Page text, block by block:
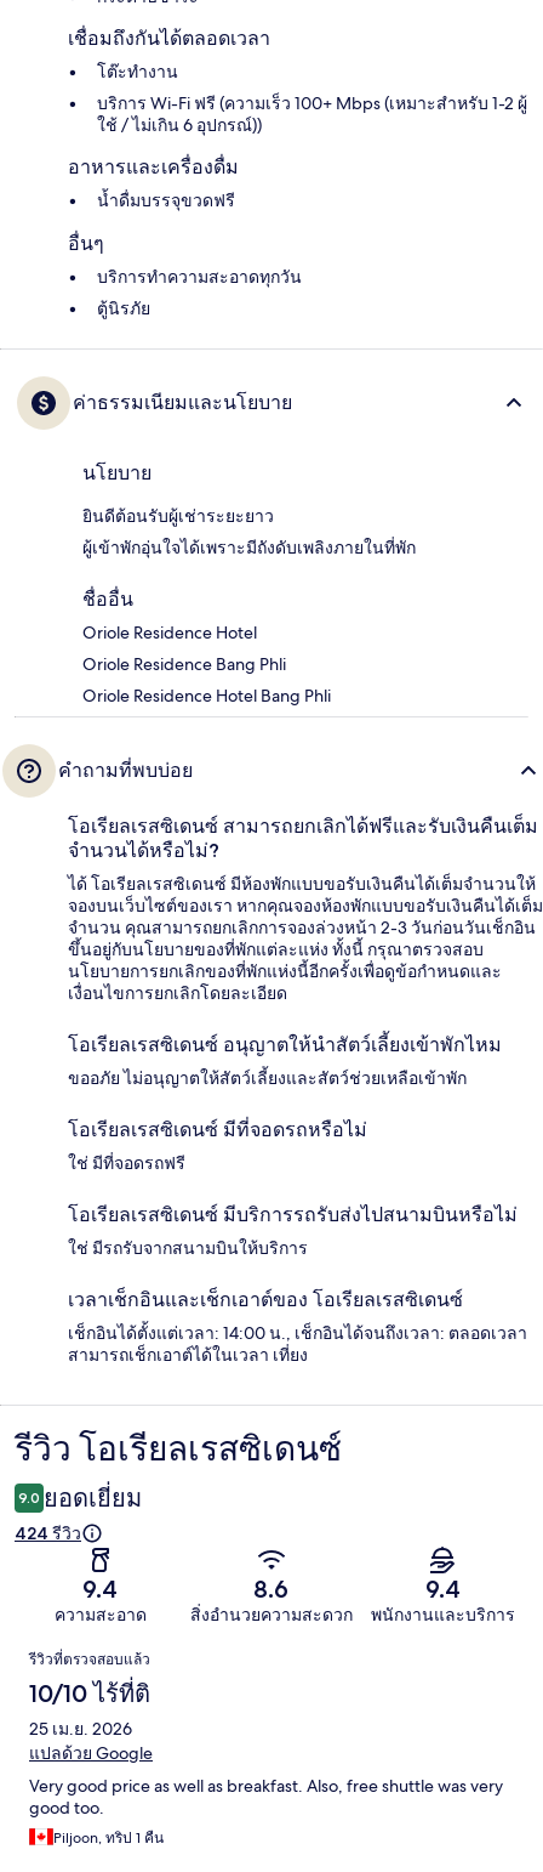
เชื่อมถึงกันได้ตลอดเวลา
โต๊ะทำงาน
บริการ Wi-Fi ฟรี (ความเร็ว 100+ Mbps (เหมาะสำหรับ 1-2 ผู้
ใช้ / ไม่เกิน 6 อุปกรณ์))
อาหารและเครื่องดื่ม
น้ำดื่มบรรจุขวดฟรี
อื่นๆ
บริการทำความสะอาดทุกวัน
ตู้นิรภัย
ค่าธรรมเนียมและนโยบาย
นโยบาย
ยินดีต้อนรับผู้เช่าระยะยาว
ผู้เข้าพักอุ่นใจได้เพราะมีถังดับเพลิงภายในที่พัก
ชื่ออื่น
Oriole Residence Hotel
Oriole Residence Bang Phli
Oriole Residence Hotel Bang Phli
คำถามที่พบบ่อย
โอเรียลเรสซิเดนซ์ สามารถยกเลิกได้ฟรีและรับเงินคืนเต็ม
จำนวนได้หรือไม่?
ได้ โอเรียลเรสซิเดนซ์ มีห้องพักแบบขอรับเงินคืนได้เต็มจำนวนให้
จองบนเว็บไซต์ของเรา หากคุณจองห้องพักแบบขอรับเงินคืนได้เต็ม
จำนวน คุณสามารถยกเลิกการจองล่วงหน้า 2-3 วันก่อนวันเช็กอิน
ขึ้นอยู่กับนโยบายของที่พักแต่ละแห่ง ทั้งนี้ กรุณาตรวจสอบ
นโยบายการยกเลิกของที่พักแห่งนี้อีกครั้งเพื่อดูข้อกำหนดและ
เงื่อนไขการยกเลิกโดยละเอียด
โอเรียลเรสซิเดนซ์ อนุญาตให้นำสัตว์เลี้ยงเข้าพักไหม
ขออภัย ไม่อนุญาตให้สัตว์เลี้ยงและสัตว์ช่วยเหลือเข้าพัก
โอเรียลเรสซิเดนซ์ มีที่จอดรถหรือไม่
ใช่ มีที่จอดรถฟรี
โอเรียลเรสซิเดนซ์ มีบริการรถรับส่งไปสนามบินหรือไม่
ใช่ มีรถรับจากสนามบินให้บริการ
เวลาเช็กอินและเช็กเอาต์ของ โอเรียลเรสซิเดนซ์
เช็กอินได้ตั้งแต่เวลา: 14:00 น., เช็กอินได้จนถึงเวลา: ตลอดเวลา
สามารถเช็กเอาต์ได้ในเวลา เที่ยง
รีวิว
รีวิว โอเรียลเรสซิเดนซ์
9.0 ยอดเยี่ยม
424 รีวิว
9.4
ความสะอาด
8.6
สิ่งอำนวยความสะดวก
9.4
พนักงานและบริการ
รีวิว
รีวิวที่ตรวจสอบแล้ว
10/10 ไร้ที่ติ
25 เม.ย. 2026
แปลด้วย Google
Very good price as well as breakfast. Also, free shuttle was very
good too.
Piljoon, ทริป 1 คืน